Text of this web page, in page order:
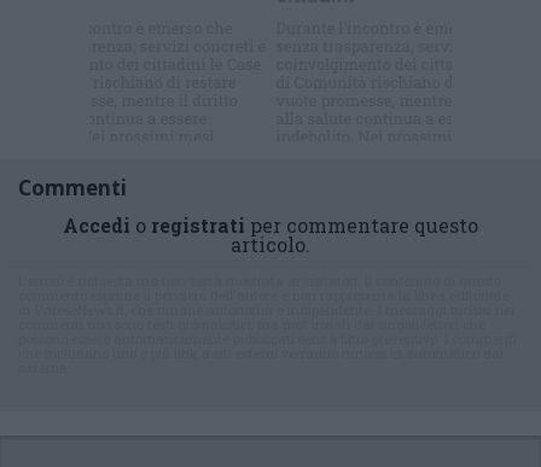
Commenti
Accedi o registrati per commentare questo
articolo.